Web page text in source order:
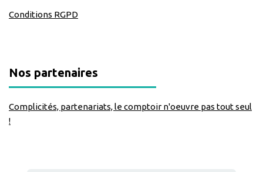
Conditions RGPD
Nos partenaires
Complicités, partenariats, le comptoir n'oeuvre pas tout seul
!